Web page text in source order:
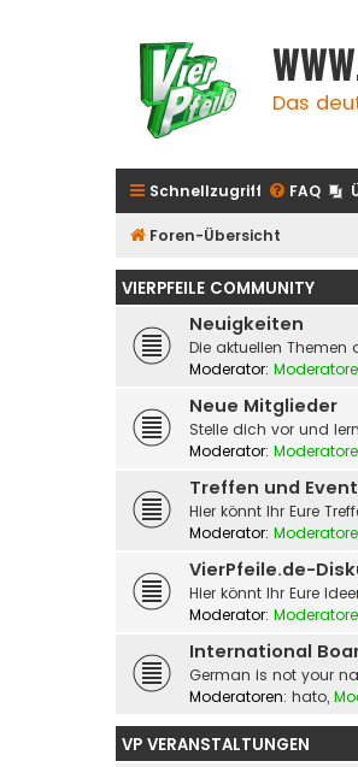
Das
Schnellzugriff FAQ
Foren-Übersicht
VIERPFEILE COMMUNITY
Neuigkeiten
Die aktuellen Themen
Moderator:
Neue Mitglieder
Stelle dich vor und
Moderator:
Treffen und
Hier könnt Ihr Eure
Moderator:
VierPfeile.de-
Hier könnt Ihr Eure
Moderator:
International
German is not your
Moderatoren: hato,
VP VERANSTALTUNGEN